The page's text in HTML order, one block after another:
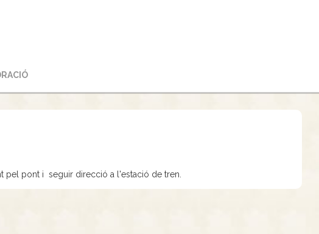
pel pont i seguir direcció a l'estació de tren.